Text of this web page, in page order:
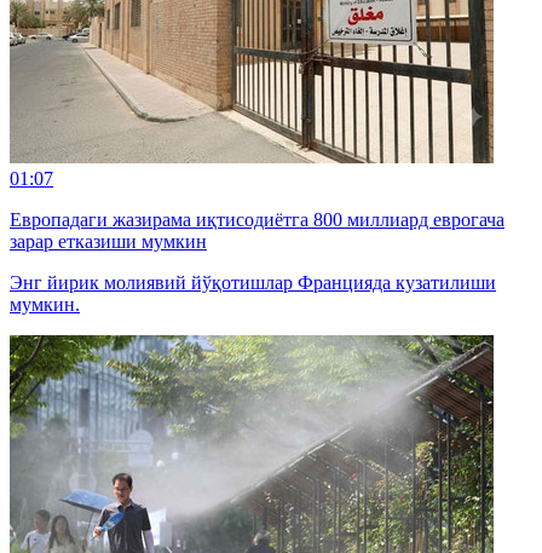
01:07
Европадаги жазирама иқтисодиётга 800 миллиард еврогача
зарар етказиши мумкин
Энг йирик молиявий йўқотишлар Францияда кузатилиши
мумкин.